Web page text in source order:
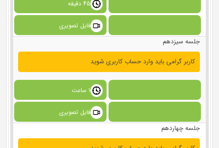
45 دقیقه
فایل تصویری
جلسه سیزدهم
کاربر گرامی باید وارد حساب کاربری شوید
1 ساعت
فایل تصویری
جلسه چهاردهم